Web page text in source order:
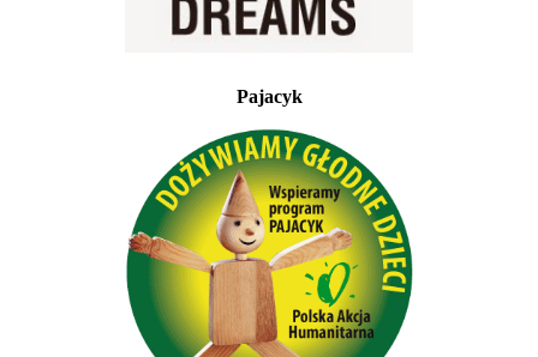
Pajacyk